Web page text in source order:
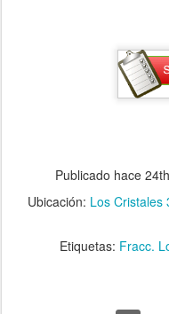
Publicado hace
Ubicación: Los Cristales
Etiquetas: Fracc.